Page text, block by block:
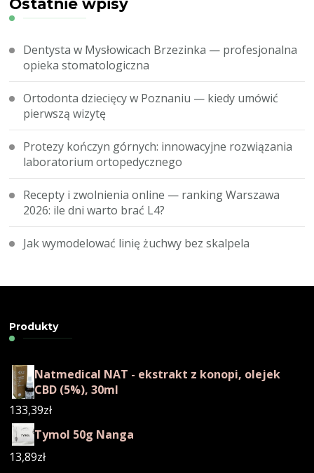
Dentysta w Mysłowicach Brzezinka — profesjonalna
opieka stomatologiczna
Ortodonta dziecięcy w Poznaniu — kiedy umówić
pierwszą wizytę
Protezy kończyn górnych: innowacyjne rozwiązania
laboratorium ortopedycznego
Recepty i zwolnienia online — ranking Warszawa
2026: ile dni warto brać L4?
Jak wymodelować linię żuchwy bez skalpela
Produkty
Natmedical NAT - ekstrakt z konopi, olejek
CBD (5%), 30ml
133,39zł
Tymol 50g Nanga
13,89zł